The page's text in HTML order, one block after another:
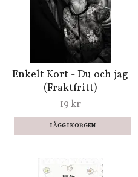
Enkelt Kort - Du och jag
(Fraktfritt)
19 kr